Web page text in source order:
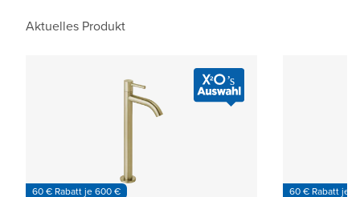
Aktuelles Produkt
60 € Rabatt je 600 € 60 € Rabatt je